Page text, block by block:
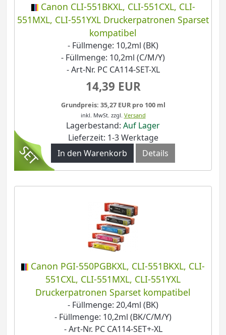
Canon CLI-551BKXL, CLI-551CXL, CLI-
551MXL, CLI-551YXL Druckerpatronen Sparset
kompatibel
- Füllmenge: 10,2ml (BK)
- Füllmenge: 10,2ml (C/M/Y)
- Art-Nr. PC CA114-SET-XL
14,39 EUR
Grundpreis: 35,27 EUR pro 100 ml
inkl. MwSt. zzgl. Versand
Lagerbestand: Auf Lager
Lieferzeit: 1-3 Werktage
In den Warenkorb
Details
Canon PGI-550PGBKXL, CLI-551BKXL, CLI-
551CXL, CLI-551MXL, CLI-551YXL
Druckerpatronen Sparset kompatibel
- Füllmenge: 20,4ml (BK)
- Füllmenge: 10,2ml (BK/C/M/Y)
- Art-Nr. PC CA114-SET+-XL